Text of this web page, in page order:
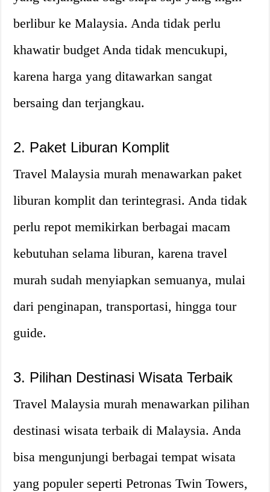
berlibur ke Malaysia. Anda tidak perlu
khawatir budget Anda tidak mencukupi,
karena harga yang ditawarkan sangat
bersaing dan terjangkau.
2. Paket Liburan Komplit
Travel Malaysia murah menawarkan paket
liburan komplit dan terintegrasi. Anda tidak
perlu repot memikirkan berbagai macam
kebutuhan selama liburan, karena travel
murah sudah menyiapkan semuanya, mulai
dari penginapan, transportasi, hingga tour
guide.
3. Pilihan Destinasi Wisata Terbaik
Travel Malaysia murah menawarkan pilihan
destinasi wisata terbaik di Malaysia. Anda
bisa mengunjungi berbagai tempat wisata
yang populer seperti Petronas Twin Towers,